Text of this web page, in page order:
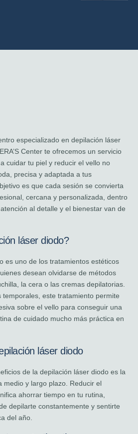
especializado en depilación láser
Center te ofrecemos un servicio
cuidar tu piel y reducir el vello no
precisa y adaptada a tus
es que cada sesión se convierta
cercana y personalizada, dentro
al detalle y el bienestar van de
láser diodo?
es uno de los tratamientos estéticos
desean olvidarse de métodos
la cera o las cremas depilatorias.
temporales, este tratamiento permite
sobre el vello para conseguir una
de cuidado mucho más práctica en
láser diodo
de la depilación láser diodo es la
medio y largo plazo. Reducir el
ahorrar tiempo en tu rutina,
depilarte constantemente y sentirte
del año.